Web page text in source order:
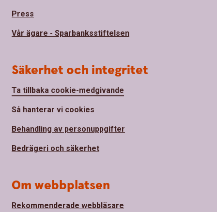
Press
Vår ägare - Sparbanksstiftelsen
Säkerhet och integritet
Ta tillbaka cookie-medgivande
Så hanterar vi cookies
Behandling av personuppgifter
Bedrägeri och säkerhet
Om webbplatsen
Rekommenderade webbläsare